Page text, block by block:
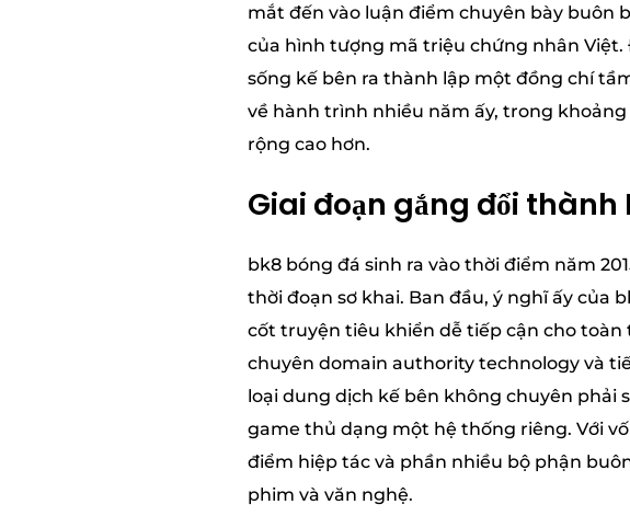
mắt đến vào luận điểm chuyên bày buôn
của hình tượng mã triệu chứng nhân
sống kế bên ra thành lập một đồng chí
về hành trình nhiều năm ấy, trong
rộng cao hơn.
Giai đoạn gắng đổi thành
bk8 bóng đá sinh ra vào thời điểm năm
thời đoạn sơ khai. Ban đầu, ý nghĩ ấy của
cốt truyện tiêu khiển dễ tiếp cận cho
chuyên domain authority technology và
loại dung dịch kế bên không chuyên phải
game thủ dạng một hệ thống riêng. Với
điểm hiệp tác và phần nhiều bộ phận
phim và văn nghệ.